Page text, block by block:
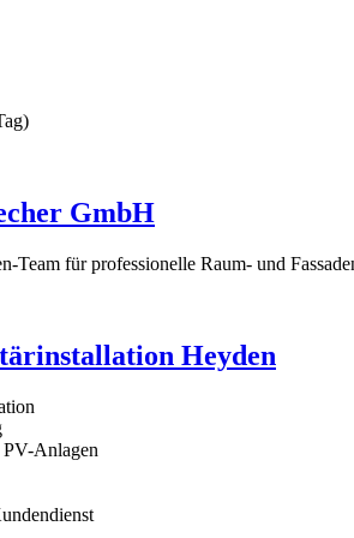
GmbH
Team für professionelle Raum- und
Heyden
PV-Anlagen